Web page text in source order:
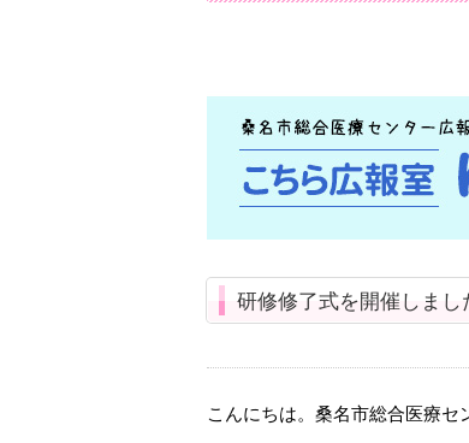
研修修了式を開催しまし
こんにちは。桑名市総合医療セ